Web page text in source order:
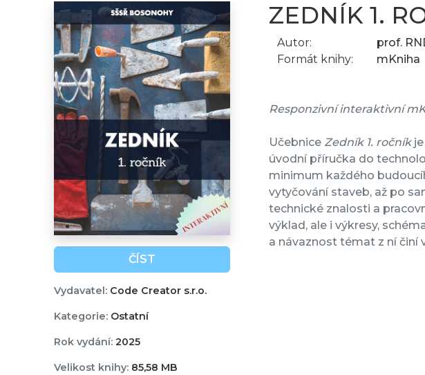
ČÍST
Vydavatel:Code Creator s.r.o.
Kategorie:Ostatní
Rok vydání:2025
Velikost knihy:85,58 MB
ZEDNÍK 1.
Autor:
prof.
Formát knihy:
mKniha
Responzivní interaktivní
Učebnice Zedník 1. ročníkje
úvodní příručka do
minimum každého
vytyčování staveb, až po
technické znalosti a
výklad, ale i výkresy,
a návaznost témat z ní činí